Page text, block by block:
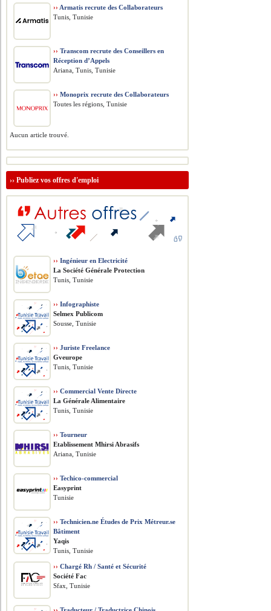
›› Armatis recrute des Collaborateurs
Tunis, Tunisie
›› Transcom recrute des Conseillers en
Réception d’Appels
Ariana, Tunis, Tunisie
›› Monoprix recrute des Collaborateurs
Toutes les régions, Tunisie
Aucun article trouvé.
››Publiez vos offres d'emploi
›› Ingénieur en Electricité
La Société Générale Protection
Tunis, Tunisie
›› Infographiste
Selmex Publicom
Sousse, Tunisie
›› Juriste Freelance
Gveurope
Tunis, Tunisie
›› Commercial Vente Directe
La Générale Alimentaire
Tunis, Tunisie
›› Tourneur
Etablissement Mhirsi Abrasifs
Ariana, Tunisie
›› Techico-commercial
Easyprint
Tunisie
›› Technicien.ne Études de Prix Métreur.se
Bâtiment
Yaqis
Tunis, Tunisie
›› Chargé Rh / Santé et Sécurité
Société Fac
Sfax, Tunisie